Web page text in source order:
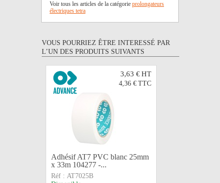
Voir tous les articles de la catégorie prolongateurs
électriques tetra
VOUS POURRIEZ ÊTRE INTERESSÉ PAR
L’UN DES PRODUITS SUIVANTS
3,63 €HT
4,36 € TTC
Adhésif AT7 PVC blanc 25mm
x 33m 104277 -...
Réf : AT7025B